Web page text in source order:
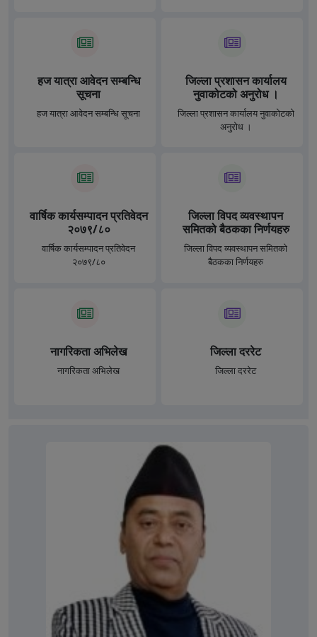
हज यात्रा आवेदन सम्बन्धि
सूचना
हज यात्रा आवेदन सम्बन्धि सूचना
जिल्ला प्रशासन कार्यालय
नुवाकोटको अनुरोध ।
जिल्ला प्रशासन कार्यालय नुवाकोटको
अनुरोध ।
वार्षिक कार्यसम्पादन प्रतिवेदन
२०७९/८०
वार्षिक कार्यसम्पादन प्रतिवेदन
२०७९/८०
जिल्ला विपद व्यवस्थापन
समितको बैठकका निर्णयहरु
जिल्ला विपद व्यवस्थापन समितको
बैठकका निर्णयहरु
नागरिकता अभिलेख
नागरिकता अभिलेख
जिल्ला दररेट
जिल्ला दररेट